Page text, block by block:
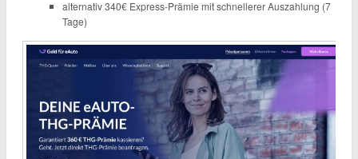
alternativ 340€ Express-Prämie mit schnellerer Auszahlung (7
Tage)